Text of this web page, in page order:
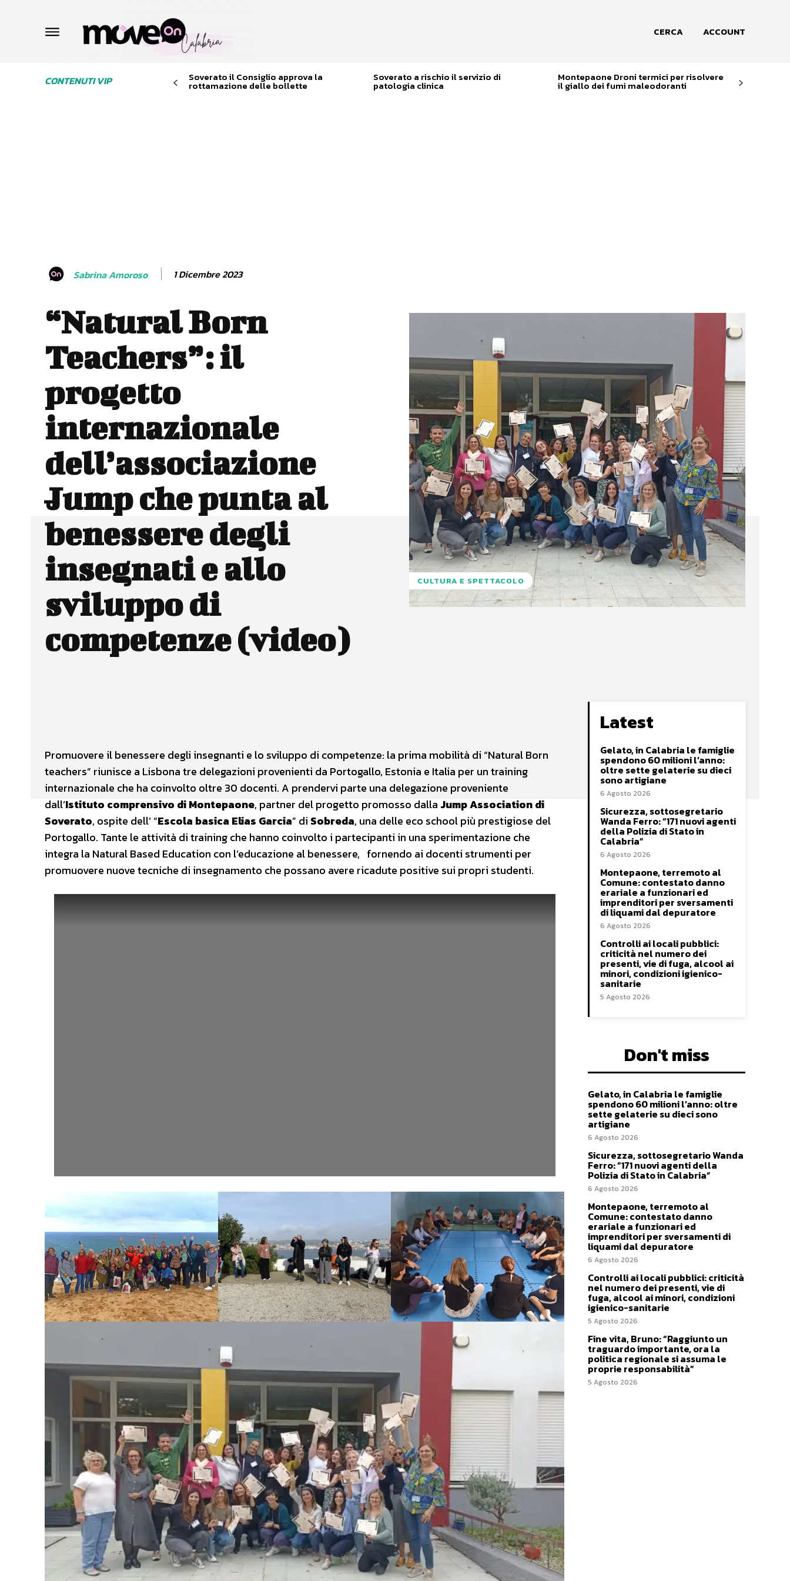
CERCA ACCOUNT
CONTENUTI VIP Soverato il Consiglio approva la
rottamazione delle bollette
Soverato a rischio il servizio di
patologia clinica
Montepaone Droni termici per risolvere
il giallo dei fumi maleodoranti
Sabrina Amoroso 1 Dicembre 2023
“Natural Born
Teachers”: il
progetto
internazionale
dell’associazione
Jump che punta al
benessere degli
insegnati e allo
sviluppo di
competenze (video)
CULTURA E SPETTACOLO
Promuovere il benessere degli insegnanti e lo sviluppo di competenze: la prima mobilità di “Natural Born
teachers” riunisce a Lisbona tre delegazioni provenienti da Portogallo, Estonia e Italia per un training
internazionale che ha coinvolto oltre 30 docenti. A prendervi parte una delegazione proveniente
dall’Istituto comprensivo di Montepaone, partner del progetto promosso dalla Jump Association di
Soverato, ospite dell’ “Escola basica Elias Garcia” di Sobreda, una delle eco school più prestigiose del
Portogallo. Tante le attività di training che hanno coinvolto i partecipanti in una sperimentazione che
integra la Natural Based Education con l’educazione al benessere, fornendo ai docenti strumenti per
promuovere nuove tecniche di insegnamento che possano avere ricadute positive sui propri studenti.
Latest
Gelato, in Calabria le famiglie
spendono 60 milioni l’anno:
oltre sette gelaterie su dieci
sono artigiane
6 Agosto 2026
Sicurezza, sottosegretario
Wanda Ferro: “171 nuovi agenti
della Polizia di Stato in
Calabria”
6 Agosto 2026
Montepaone, terremoto al
Comune: contestato danno
erariale a funzionari ed
imprenditori per sversamenti
di liquami dal depuratore
6 Agosto 2026
Controlli ai locali pubblici:
criticità nel numero dei
presenti, vie di fuga, alcool ai
minori, condizioni igienico-
sanitarie
5 Agosto 2026
Don't miss
Gelato, in Calabria le famiglie
spendono 60 milioni l’anno: oltre
sette gelaterie su dieci sono
artigiane
6 Agosto 2026
Sicurezza, sottosegretario Wanda
Ferro: “171 nuovi agenti della
Polizia di Stato in Calabria”
6 Agosto 2026
Montepaone, terremoto al
Comune: contestato danno
erariale a funzionari ed
imprenditori per sversamenti di
liquami dal depuratore
6 Agosto 2026
Controlli ai locali pubblici: criticità
nel numero dei presenti, vie di
fuga, alcool ai minori, condizioni
igienico-sanitarie
5 Agosto 2026
Fine vita, Bruno: “Raggiunto un
traguardo importante, ora la
politica regionale si assuma le
proprie responsabilità”
5 Agosto 2026